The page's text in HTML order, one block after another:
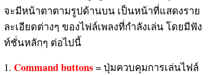
จะมีหน้าตาตามรูปด้านบน เป็นหน้าที่แสดงราย
ละเอียดต่างๆ ของไฟล์เพลงที่กำลังเล่น โดยมีฟัง
ท์ชั่นหลักๆ ต่อไปนี้
1. Command buttons= ปุ่มควบคุมการเล่นไฟล์